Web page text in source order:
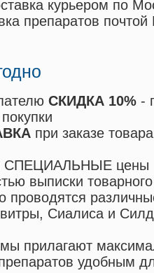
курьером по
препаратов
СКИДКА 10% -
при заказе
СПЕЦИАЛЬНЫЕ цены
выписки
проводятся
Сиалиса и
прилагают
удобным